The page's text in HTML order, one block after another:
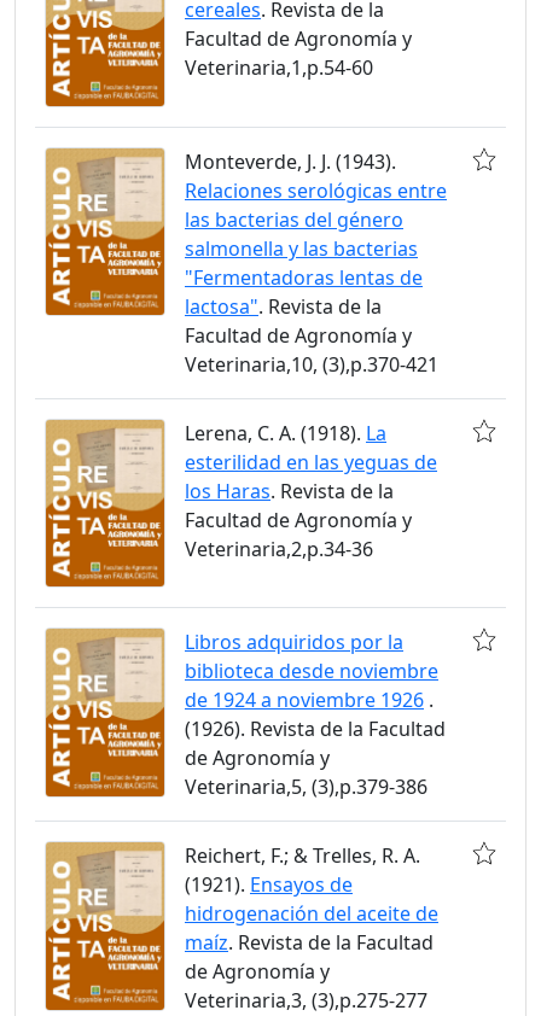
cereales. Revista de la
Facultad de Agronomía y
Veterinaria,1,p.54-60
Monteverde, J. J. (1943).
Relaciones serológicas entre
las bacterias del género
salmonella y las bacterias
"Fermentadoras lentas de
lactosa". Revista de la
Facultad de Agronomía y
Veterinaria,10, (3),p.370-421
Lerena, C. A. (1918). La
esterilidad en las yeguas de
los Haras. Revista de la
Facultad de Agronomía y
Veterinaria,2,p.34-36
Libros adquiridos por la
biblioteca desde noviembre
de 1924 a noviembre 1926 .
(1926). Revista de la Facultad
de Agronomía y
Veterinaria,5, (3),p.379-386
Reichert, F.; & Trelles, R. A.
(1921). Ensayos de
hidrogenación del aceite de
maíz. Revista de la Facultad
de Agronomía y
Veterinaria,3, (3),p.275-277